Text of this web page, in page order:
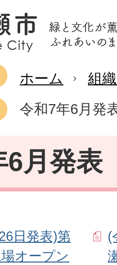
ホーム
組
令和7年6月発
6月発表
日発表)第
オープン
(